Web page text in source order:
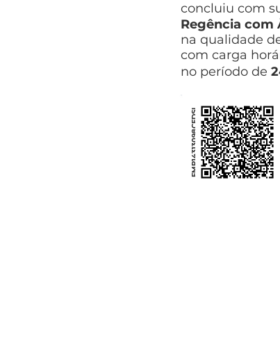
concluiu com
Regência com
na qualidade
com carga
no período de
FMP14313098CFDSL